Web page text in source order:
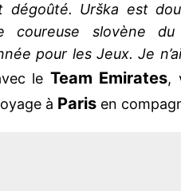
dégoûté. Urška est
coureuse slovène
pour les Jeux. Je
le Team Emirates,
à Paris en